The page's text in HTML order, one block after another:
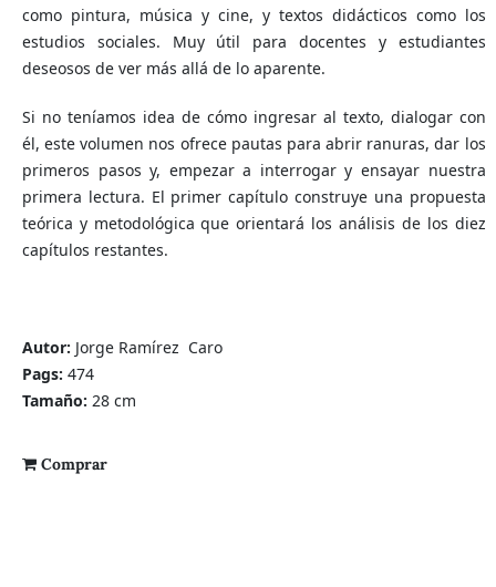
como pintura, música y cine, y textos didácticos como los
estudios sociales. Muy útil para docentes y estudiantes
deseosos de ver más allá de lo aparente.
Si no teníamos idea de cómo ingresar al texto, dialogar con
él, este volumen nos ofrece pautas para abrir ranuras, dar los
primeros pasos y, empezar a interrogar y ensayar nuestra
primera lectura. El primer capítulo construye una propuesta
teórica y metodológica que orientará los análisis de los diez
capítulos restantes.
Autor: Jorge Ramírez Caro
Pags: 474
Tamaño: 28 cm
Comprar